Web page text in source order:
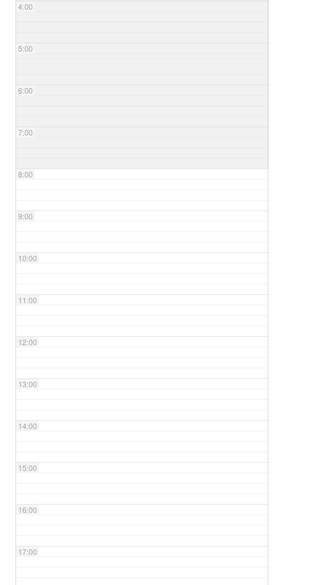
4:00
5:00
6:00
7:00
8:00
9:00
10:00
11:00
12:00
13:00
14:00
15:00
16:00
17:00